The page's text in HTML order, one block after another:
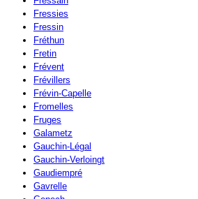
Fressies
Fressin
Fréthun
Fretin
Frévent
Frévillers
Frévin-Capelle
Fromelles
Fruges
Galametz
Gauchin-Légal
Gauchin-Verloingt
Gaudiempré
Gavrelle